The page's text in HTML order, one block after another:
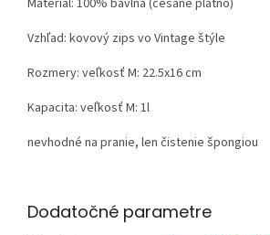
Materiál: 100% bavlna (česané plátno)
Vzhľad: kovový zips vo Vintage štýle
Rozmery: veľkosť M: 22.5x16 cm
Kapacita: veľkosť M: 1l
nevhodné na pranie, len čistenie špongiou
Dodatočné parametre